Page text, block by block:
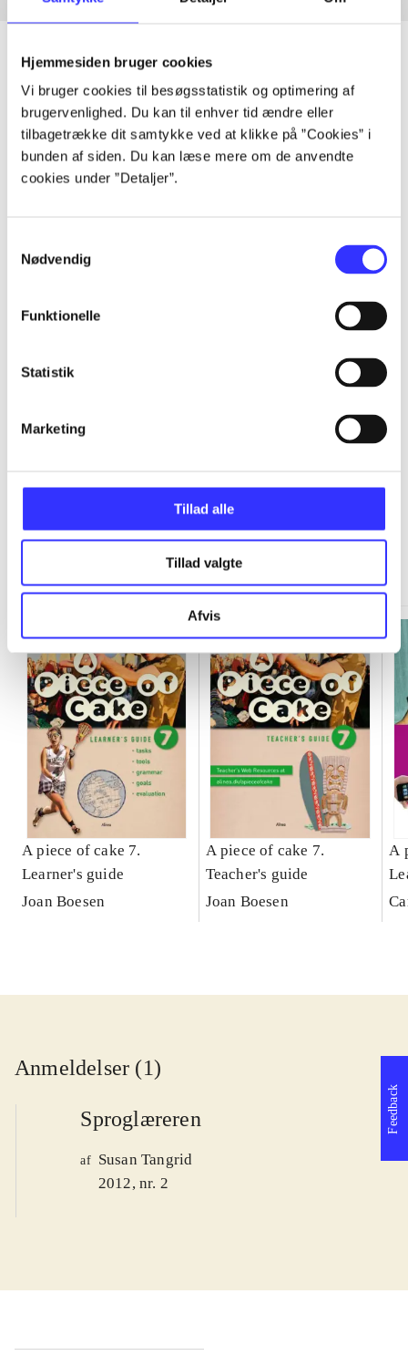
Hjemmesiden bruger cookies
Vi bruger cookies til besøgsstatistik og optimering af
brugervenlighed. Du kan til enhver tid ændre eller
tilbagetrække dit samtykke ved at klikke på ”Cookies” i
bunden af siden. Du kan læse mere om de anvendte
cookies under ”Detaljer”.
Nødvendig
Funktionelle
Statistik
Marketing
Tillad alle
Tillad valgte
Afvis
Artikler
Alle registrerede artikler fordelt på udgivelser
...
...
...
A piece of cake 7.
Learner's guide
Joan Boesen
A piece of cake 7.
Teacher's guide
Joan Boesen
A
Anmeldelser (1)
Sproglæreren
af
Susan Tangrid
2012, nr. 2
Feedback